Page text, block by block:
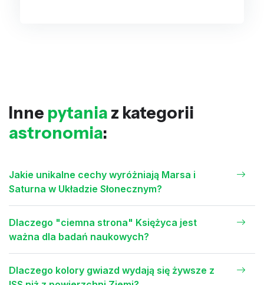
Inne pytania z kategorii
astronomia:
Jakie unikalne cechy wyróżniają Marsa i
Saturna w Układzie Słonecznym?
Dlaczego "ciemna strona" Księżyca jest
ważna dla badań naukowych?
Dlaczego kolory gwiazd wydają się żywsze z